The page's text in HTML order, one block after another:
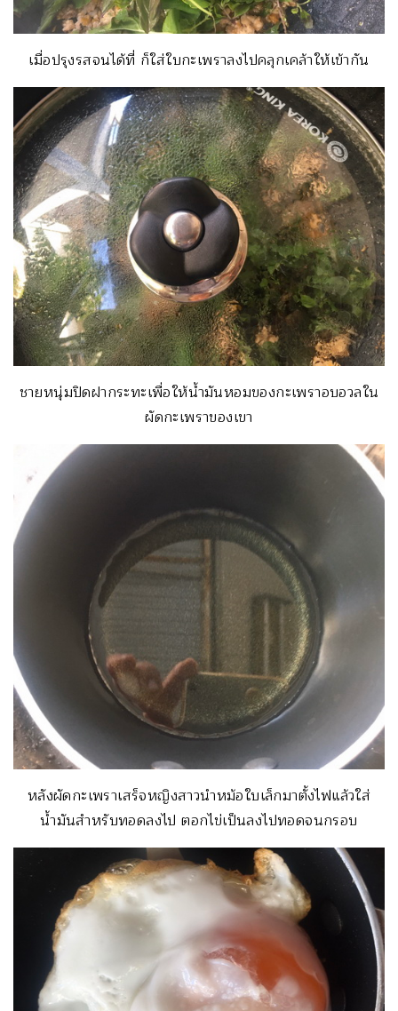
เมื่อปรุงรสจนได้ที่ ก็ใส่ใบกะเพราลงไปคลุกเคล้าให้เข้ากัน
ชายหนุ่มปิดฝากระทะเพื่อให้น้ำมันหอมของกะเพราอบอวลใน
ผัดกะเพราของเขา
หลังผัดกะเพราเสร็จหญิงสาวนำหม้อใบเล็กมาตั้งไฟแล้วใส่
น้ำมันสำหรับทอดลงไป ตอกไข่เป็นลงไปทอดจนกรอบ